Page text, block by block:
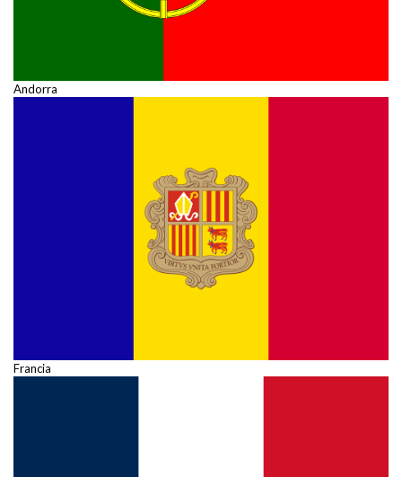
Andorra
Francia